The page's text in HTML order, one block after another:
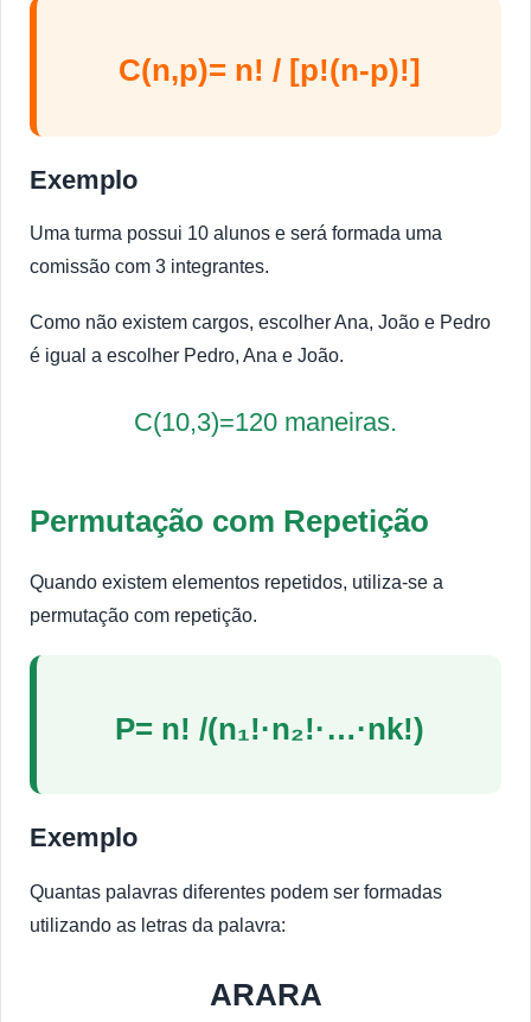
C(n,p)= n! / [p!(n-p)!]
Exemplo
Uma turma possui 10 alunos e será formada uma
comissão com 3 integrantes.
Como não existem cargos, escolher Ana, João e Pedro
é igual a escolher Pedro, Ana e João.
C(10,3)=120 maneiras.
Permutação com Repetição
Quando existem elementos repetidos, utiliza-se a
permutação com repetição.
P= n! /(n₁!·n₂!·…·nk!)
Exemplo
Quantas palavras diferentes podem ser formadas
utilizando as letras da palavra:
ARARA